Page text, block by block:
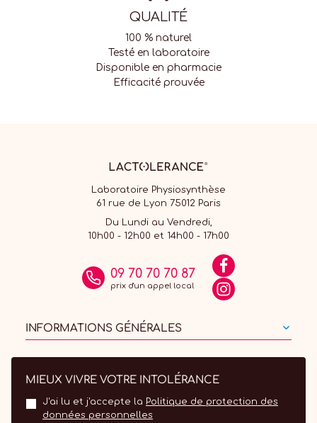
QUALITÉ
100 % naturel
Testé en laboratoire
Disponible en pharmacie
Efficacité prouvée
Laboratoire Physiosynthèse
61 rue de Lyon 75012 Paris
Du Lundi au Vendredi,
10h00 - 12h00 et 14h00 - 17h00
09 70 70 70 87
prix d'un appel local
INFORMATIONS GÉNÉRALES
MIEUX VIVRE VOTRE INTOLÉRANCE
J'ai lu et j'accepte la Politique de protection des
données personnelles